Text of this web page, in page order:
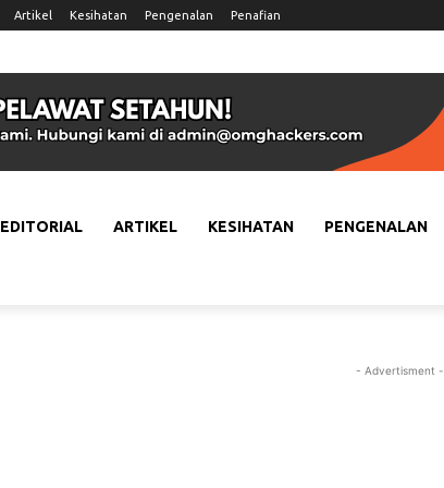
Artikel Kesihatan Pengenalan Penafian
EDITORIAL ARTIKEL KESIHATAN PENGENALAN
- Advertisment -